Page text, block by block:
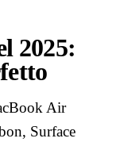
2025:
Air
Surface